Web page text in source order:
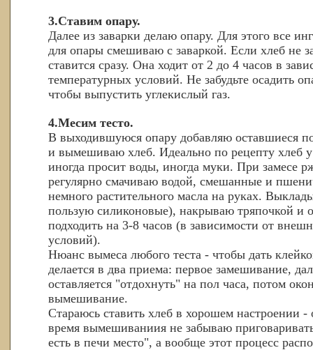
3.Ставим опару.
Далее из заварки делаю опару. Для этого все
для опары смешиваю с заваркой. Если хлеб не
ставится сразу. Она ходит от 2 до 4 часов в
температурных условий. Не забудьте осадить
чтобы выпустить углекислый газ.
4.Месим тесто.
В выходившуюся опару добавляю оставшиеся
и вымешиваю хлеб. Идеально по рецепту хлеб
иногда просит воды, иногда муки. При замесе
регулярно смачиваю водой, смешанные и
немного растительного масла на руках.
пользую силиконовые), накрываю тряпочкой и
подходить на 3-8 часов (в зависимости от
условий).
Нюанс вымеса любого теста - чтобы дать
делается в два приема: первое замешивание,
оставляется "отдохнуть" на пол часа, потом
вымешивание.
Стараюсь ставить хлеб в хорошем настроении -
время вымешиваниия не забываю
есть в печи место", а вообще этот процесс